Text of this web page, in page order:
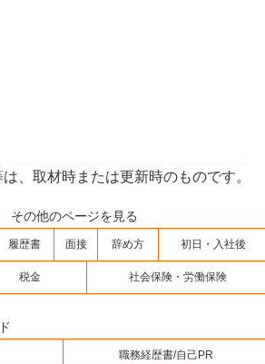
、取材時または更新時のものです。
その他のページを見る
履歴書 面接 辞め方 初日・入社後
税金 社会保険・労働保険
職務経歴書/自己PR